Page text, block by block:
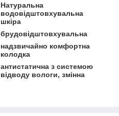
Натуральна
водовідштовхувальна
шкіра
брудовідштовхувальна
надзвичайно комфортна
колодка
антистатична з системою
відводу вологи, змінна